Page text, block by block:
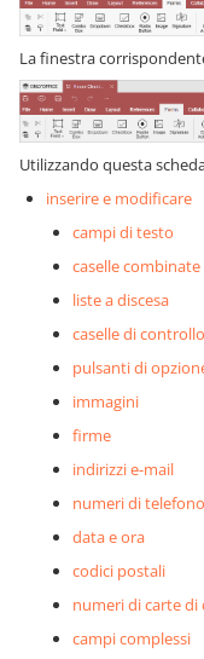
La finestra
Utilizzando questa
inserire e modificare
campi di testo
caselle combinate
liste a discesa
caselle di controllo
pulsanti di
immagini
firme
indirizzi e-mail
numeri di telefono
data e ora
codici postali
numeri di carte di
campi complessi